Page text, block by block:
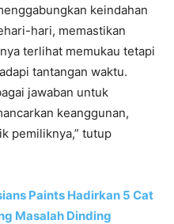
keindahan
hari, memastikan
terlihat memukau tetapi
tantangan waktu.
jawaban untuk
keanggunan,
pemiliknya,” tutup
Paints Hadirkan 5 Cat
Masalah Dinding